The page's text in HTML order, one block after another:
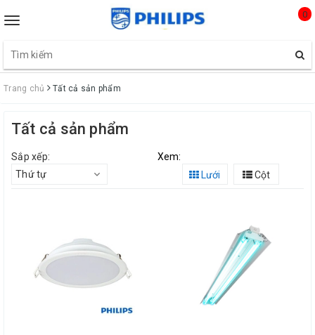
Toggle
0
Trang chủ Tất cả sản phẩm
Tất cả sản phẩm
Sắp xếp:
Thứ tự
Xem:
Lưới
Cột